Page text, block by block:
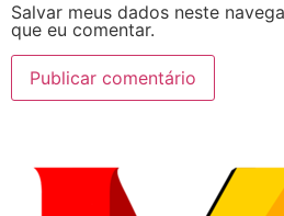
Salvar meus dados neste
que eu comentar.